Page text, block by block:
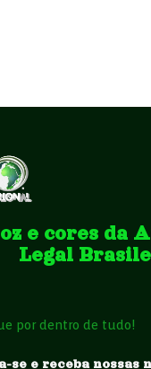
e cores da
Legal
por dentro de tudo!
se e receba nossas